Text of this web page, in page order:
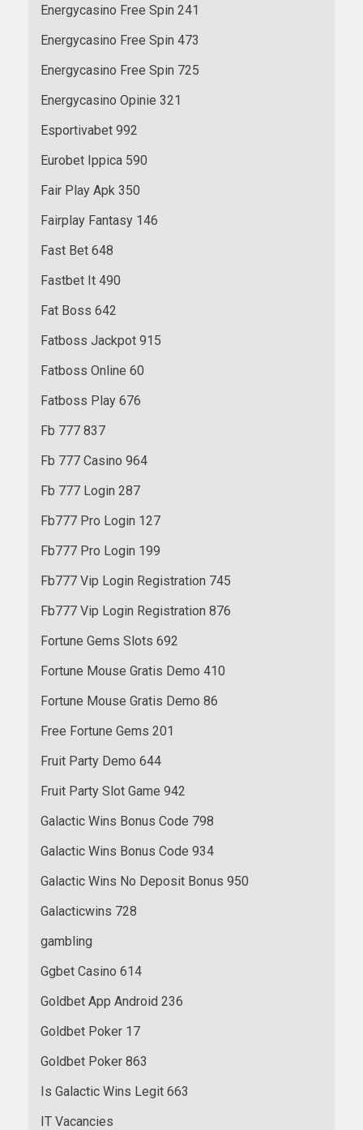
Energycasino Free Spin 241
Energycasino Free Spin 473
Energycasino Free Spin 725
Energycasino Opinie 321
Esportivabet 992
Eurobet Ippica 590
Fair Play Apk 350
Fairplay Fantasy 146
Fast Bet 648
Fastbet It 490
Fat Boss 642
Fatboss Jackpot 915
Fatboss Online 60
Fatboss Play 676
Fb 777 837
Fb 777 Casino 964
Fb 777 Login 287
Fb777 Pro Login 127
Fb777 Pro Login 199
Fb777 Vip Login Registration 745
Fb777 Vip Login Registration 876
Fortune Gems Slots 692
Fortune Mouse Gratis Demo 410
Fortune Mouse Gratis Demo 86
Free Fortune Gems 201
Fruit Party Demo 644
Fruit Party Slot Game 942
Galactic Wins Bonus Code 798
Galactic Wins Bonus Code 934
Galactic Wins No Deposit Bonus 950
Galacticwins 728
gambling
Ggbet Casino 614
Goldbet App Android 236
Goldbet Poker 17
Goldbet Poker 863
Is Galactic Wins Legit 663
IT Vacancies